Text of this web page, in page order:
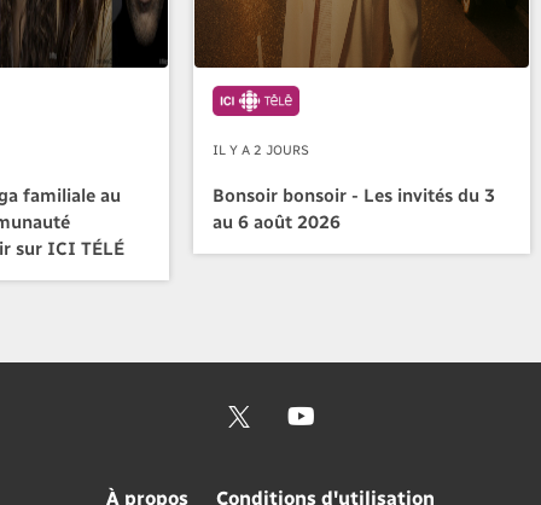
familiale au
sur ICI TÉLÉ
IL Y A 2 JOURS
Bonsoir bonsoir - Les invités du 3
au 6 août 2026
À propos Conditions d'utilisation